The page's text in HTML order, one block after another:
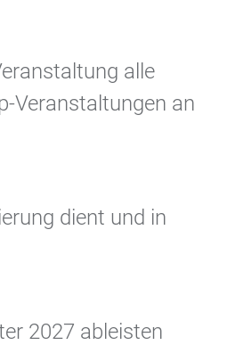
alle
Veranstaltungen an
dient und in
2027 ableisten